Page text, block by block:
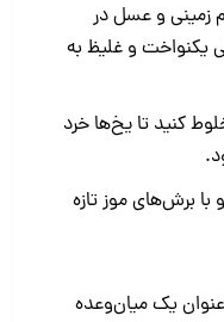
زمینی و عسل در
یکنواخت و غلیظ به
کنید تا یخ‌ها خرد
با برش‌های موز تازه
یک میان‌وعده